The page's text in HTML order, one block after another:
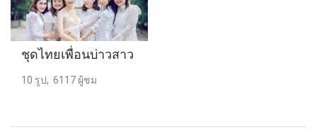
ชุดไทยเพื่อนบ่าวสาว
10 รูป, 6117 ผู้ชม